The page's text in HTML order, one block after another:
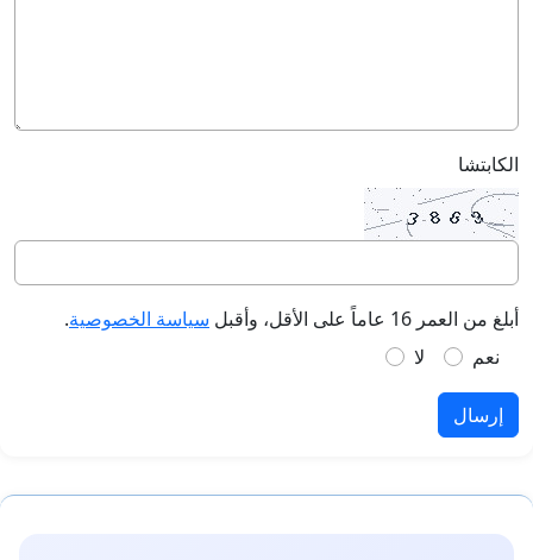
الكابتشا
أبلغ من العمر 16 عاماً على الأقل، وأقبل سياسة الخصوصية.
نعم
لا
إرسال